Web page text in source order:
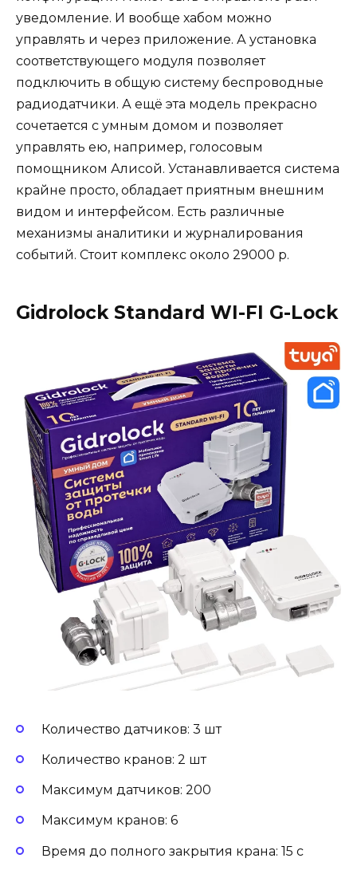
уведомление. И вообще хабом можно
управлять и через приложение. А установка
соответствующего модуля позволяет
подключить в общую систему беспроводные
радиодатчики. А ещё эта модель прекрасно
сочетается с умным домом и позволяет
управлять ею, например, голосовым
помощником Алисой. Устанавливается система
крайне просто, обладает приятным внешним
видом и интерфейсом. Есть различные
механизмы аналитики и журналирования
событий. Стоит комплекс около 29000 р.
Gidrolock Standard WI-FI G-Lock
Количество датчиков: 3 шт
Количество кранов: 2 шт
Максимум датчиков: 200
Максимум кранов: 6
Время до полного закрытия крана: 15 с